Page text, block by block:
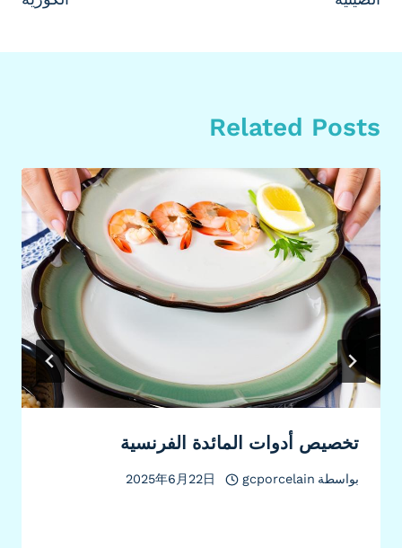
Related Posts
تخصيص أدوات المائدة الفرنسية
بواسطة gcporcelain
2025年6月22日